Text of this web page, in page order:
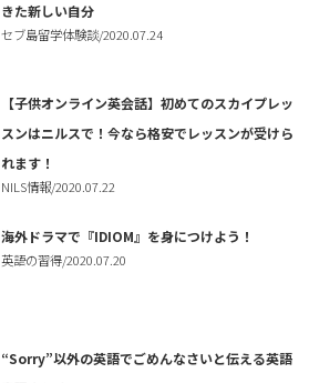
きた新しい自分
セブ島留学体験談/2020.07.24
【子供オンライン英会話】初めてのスカイプレッ
スンはニルスで！今なら格安でレッスンが受けら
れます！
NILS情報/2020.07.22
海外ドラマで『IDIOM』を身につけよう！
英語の習得/2020.07.20
“Sorry”以外の英語でごめんなさいと伝える英語